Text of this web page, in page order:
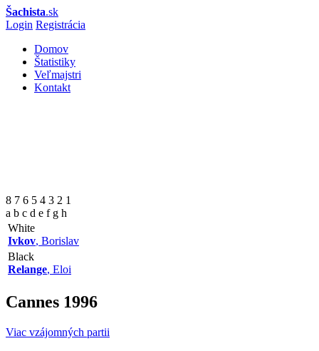
Šachista.sk
Login Registrácia
Domov
Štatistiky
Veľmajstri
Kontakt
8 7 6 5 4 3 2 1
a b c d e f g h
White
Ivkov, Borislav
Black
Relange, Eloi
Cannes 1996
Viac vzájomných partii